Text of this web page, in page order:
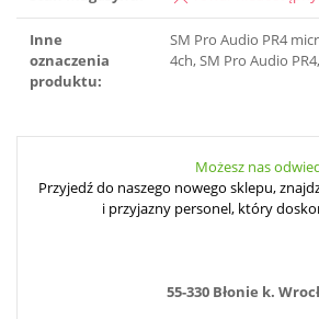
Inne
oznaczenia
produktu:
SM Pro Audio PR4
4ch, SM Pro Audio
Możesz nas
Przyjedź do naszego nowego sklepu,
i przyjazny personel, który
55-330 Błonie k.